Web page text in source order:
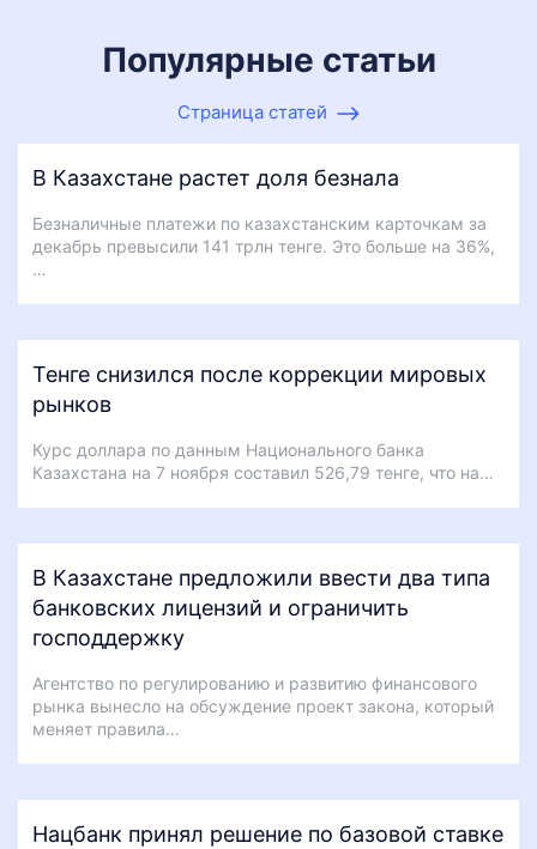
Популярные статьи
Страница статей
В Казахстане растет доля безнала
Безналичные платежи по казахстанским карточкам за
декабрь превысили 141 трлн тенге. Это больше на 36%,
…
Тенге снизился после коррекции мировых
рынков
Курс доллара по данным Национального банка
Казахстана на 7 ноября составил 526,79 тенге, что на…
В Казахстане предложили ввести два типа
банковских лицензий и ограничить
господдержку
Агентство по регулированию и развитию финансового
рынка вынесло на обсуждение проект закона, который
меняет правила…
Нацбанк принял решение по базовой ставке